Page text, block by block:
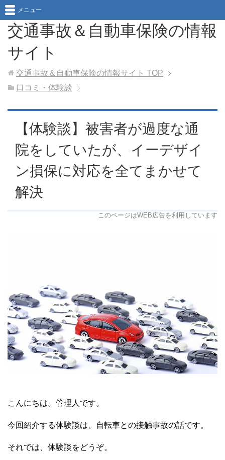
交通事故＆自動車保険の情報
サイト
メニュー
交通事故＆自動車保険の情報サイト TOP
口コミ・体験談
【体験談】被害者が過度な通
院をしていたが、イーデザイ
ン損保に対応を全てまかせて
解決
このページはWEB広告を利用しています
こんにちは。管理人です。
今回紹介する体験談は、自転車との接触事故の話です。
それでは、体験談をどうぞ。